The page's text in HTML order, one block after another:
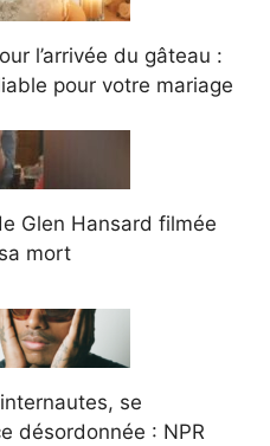
l’arrivée du gâteau :
pour votre mariage
Glen Hansard filmée
mort
se
désordonnée : NPR